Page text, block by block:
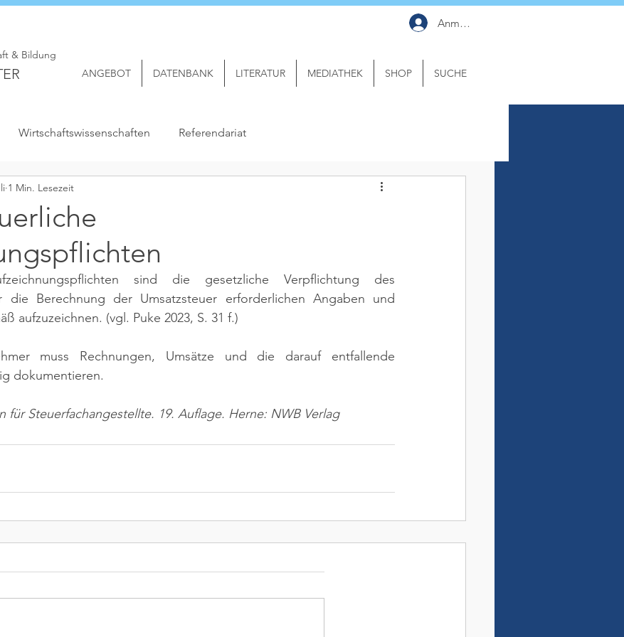
& Bildung
Anmelden
ANGEBOT DATENBANK LITERATUR MEDIATHEK SHOP SUCHE
Wirtschaftswissenschaften Referendariat
1 Min. Lesezeit
sind die gesetzliche Verpflichtung des
die Berechnung der Umsatzsteuer erforderlichen Angaben und
aufzuzeichnen. (vgl. Puke 2023, S. 31 f.)
muss Rechnungen, Umsätze und die darauf entfallende
dokumentieren.
für Steuerfachangestellte. 19. Auflage. Herne: NWB Verlag